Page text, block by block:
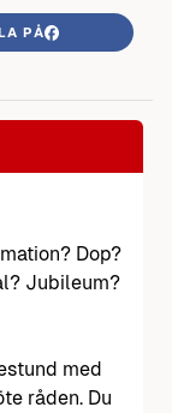
PÅ
Dop?
Jubileum?
med
råden. Du